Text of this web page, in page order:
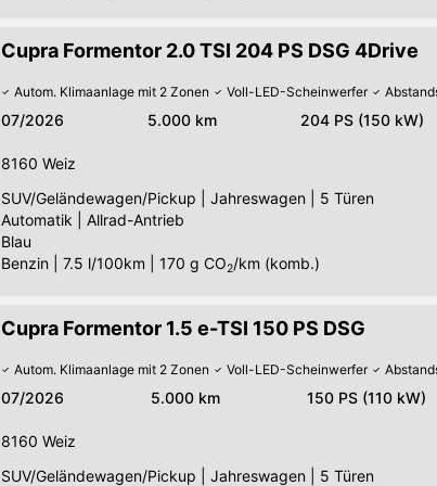
Cupra Formentor 2.0 TSI 204 PS DSG 4Drive
Autom. Klimaanlage mit 2 Zonen Voll-LED-Scheinwerfer
07/2026 5.000 km 204 PS (150 kW)
8160 Weiz
SUV/Geländewagen/Pickup
Jahreswagen
5 Türen
Automatik
Allrad-Antrieb
Blau
Benzin
7.5 l/100km 170 g CO2/km (komb.)
Cupra Formentor 1.5 e-TSI 150 PS DSG
Autom. Klimaanlage mit 2 Zonen Voll-LED-Scheinwerfer
07/2026 5.000 km 150 PS (110 kW)
8160 Weiz
SUV/Geländewagen/Pickup
Jahreswagen
5 Türen